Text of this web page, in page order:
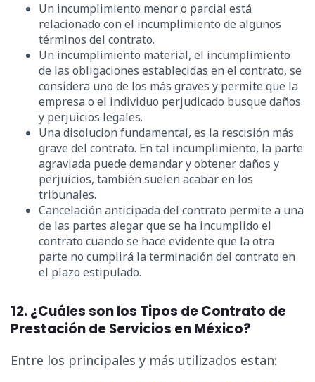
Un incumplimiento menor o parcial está
relacionado con el incumplimiento de algunos
términos del contrato.
Un incumplimiento material, el incumplimiento
de las obligaciones establecidas en el contrato, se
considera uno de los más graves y permite que la
empresa o el individuo perjudicado busque daños
y perjuicios legales.
Una disolucion fundamental, es la rescisión más
grave del contrato. En tal incumplimiento, la parte
agraviada puede demandar y obtener daños y
perjuicios, también suelen acabar en los
tribunales.
Cancelación anticipada del contrato permite a una
de las partes alegar que se ha incumplido el
contrato cuando se hace evidente que la otra
parte no cumplirá la terminación del contrato en
el plazo estipulado.
12. ¿Cuáles son los Tipos de Contrato de
Prestación de Servicios en México?
Entre los principales y más utilizados estan: